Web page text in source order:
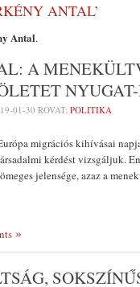
ANTAL’
Antal.
A
01-30 ROVAT: POLITIKA
migrációs kihívásai
kérdést vizsgáljuk.
jelensége, azaz a